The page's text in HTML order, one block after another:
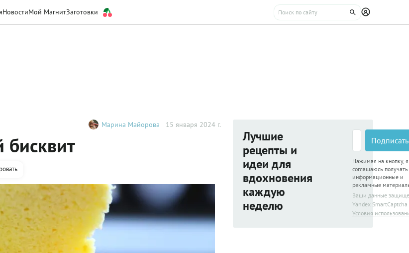
НовостиМой МагнитЗаготовки
Марина Майорова 15 января 2024 г.
Лучшие
рецепты и
идеи для
вдохновения
каждую
неделю
Нажимая на кнопку, я
соглашаюсь получать
информационные и
рекламные
Ваши данные
Yandex SmartCaptcha
Условия